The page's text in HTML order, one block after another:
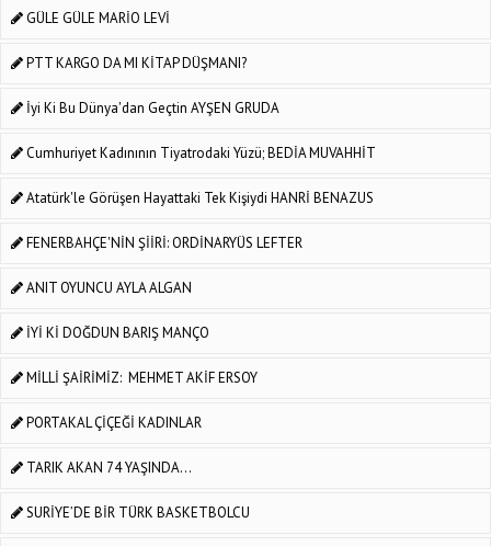
GÜLE GÜLE MARİO LEVİ
PTT KARGO DA MI KİTAP DÜŞMANI?
İyi Ki Bu Dünya'dan Geçtin AYŞEN GRUDA
Cumhuriyet Kadınının Tiyatrodaki Yüzü; BEDİA MUVAHHİT
Atatürk'le Görüşen Hayattaki Tek Kişiydi HANRİ BENAZUS
FENERBAHÇE'NİN ŞİİRİ: ORDİNARYÜS LEFTER
ANIT OYUNCU AYLA ALGAN
İYİ Kİ DOĞDUN BARIŞ MANÇO
MİLLİ ŞAİRİMİZ: MEHMET AKİF ERSOY
PORTAKAL ÇİÇEĞİ KADINLAR
TARIK AKAN 74 YAŞINDA...
SURİYE’DE BİR TÜRK BASKETBOLCU